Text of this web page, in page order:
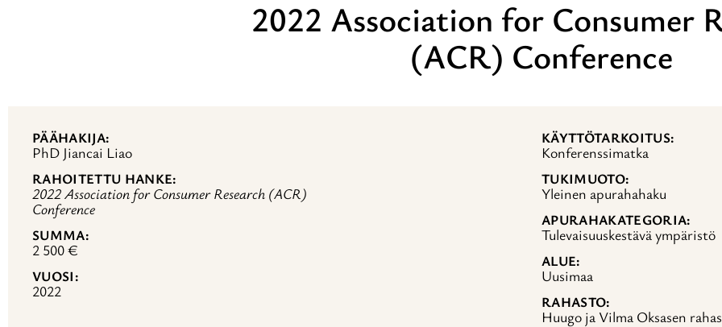
2022 Association for Consumer
(ACR) Conference
PÄÄHAKIJA
PhD Jiancai Liao
RAHOITETTU HANKE
2022 Association for Consumer Research (ACR)
Conference
SUMMA
2 500 €
VUOSI
2022
KÄYTTÖTARKOITUS
Konferenssimatka
TUKIMUOTO
Yleinen apurahahaku
APURAHAKATEGORIA
Tulevaisuuskestävä ympäristö
ALUE
Uusimaa
RAHASTO
Huugo ja Vilma Oksasen